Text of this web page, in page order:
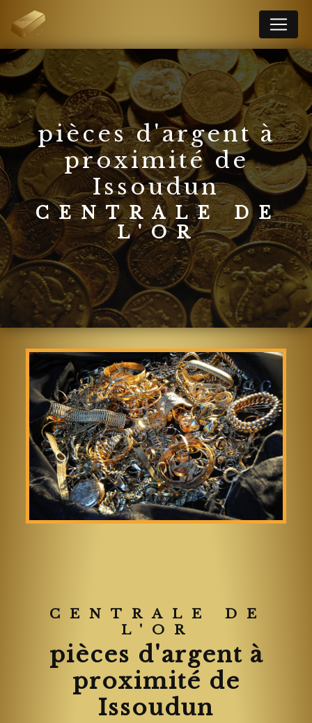
pièces d'argent à
proximité de
Issoudun
CENTRALE DE
L'OR
CENTRALE DE
L'OR
pièces d'argent à
proximité de
Issoudun
Panneau de gestion des cookies